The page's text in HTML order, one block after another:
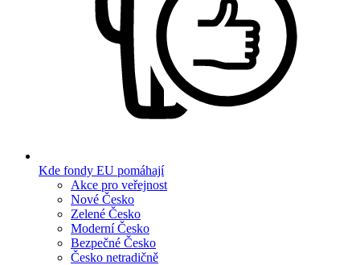
Kde fondy EU pomáhají
Akce pro veřejnost
Nové Česko
Zelené Česko
Moderní Česko
Bezpečné Česko
Česko netradičně